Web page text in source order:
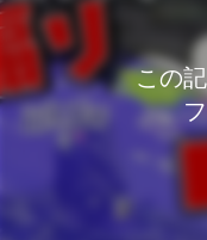
この